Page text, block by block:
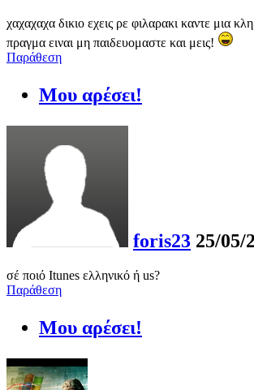
χαχαχαχα δικιο εχεις ρε φιλαρακι καντε μια
πραγμα ειναι μη παιδευομαστε και μεις!
Παράθεση
Μου αρέσει!
foris23 25/05/
σέ ποιό Itunes ελληνικό ή us?
Παράθεση
Μου αρέσει!